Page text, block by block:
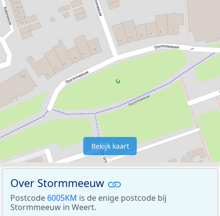
Bekijk kaart
Over Stormmeeuw
Postcode 6005KM is de enige postcode bij
Stormmeeuw in Weert.